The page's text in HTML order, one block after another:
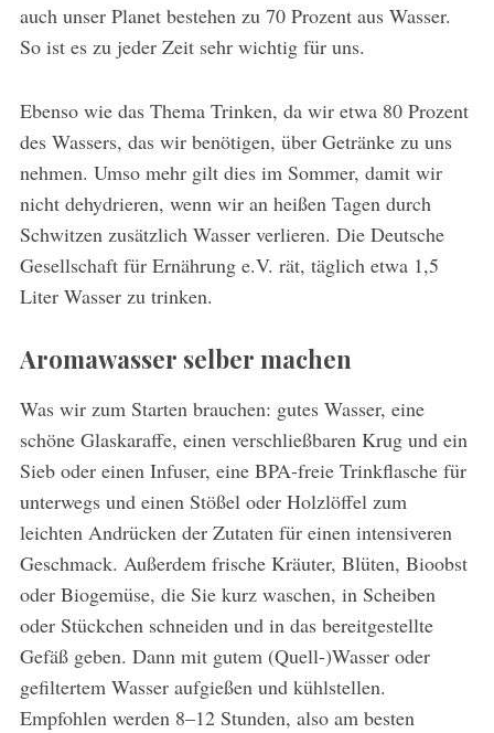
auch unser Planet bestehen zu 70 Prozent aus Wasser.
So ist es zu jeder Zeit sehr wichtig für uns.
Ebenso wie das Thema Trinken, da wir etwa 80 Prozent
des Wassers, das wir benötigen, über Getränke zu uns
nehmen. Umso mehr gilt dies im Sommer, damit wir
nicht dehydrieren, wenn wir an heißen Tagen durch
Schwitzen zusätzlich Wasser verlieren. Die Deutsche
Gesellschaft für Ernährung e.V. rät, täglich etwa 1,5
Liter Wasser zu trinken.
Aromawasser selber machen
Was wir zum Starten brauchen: gutes Wasser, eine
schöne Glaskaraffe, einen verschließbaren Krug und ein
Sieb oder einen Infuser, eine BPA-freie Trinkflasche für
unterwegs und einen Stößel oder Holzlöffel zum
leichten Andrücken der Zutaten für einen intensiveren
Geschmack. Außerdem frische Kräuter, Blüten, Bioobst
oder Biogemüse, die Sie kurz waschen, in Scheiben
oder Stückchen schneiden und in das bereitgestellte
Gefäß geben. Dann mit gutem (Quell-)Wasser oder
gefiltertem Wasser aufgießen und kühlstellen.
Empfohlen werden 8–12 Stunden, also am besten